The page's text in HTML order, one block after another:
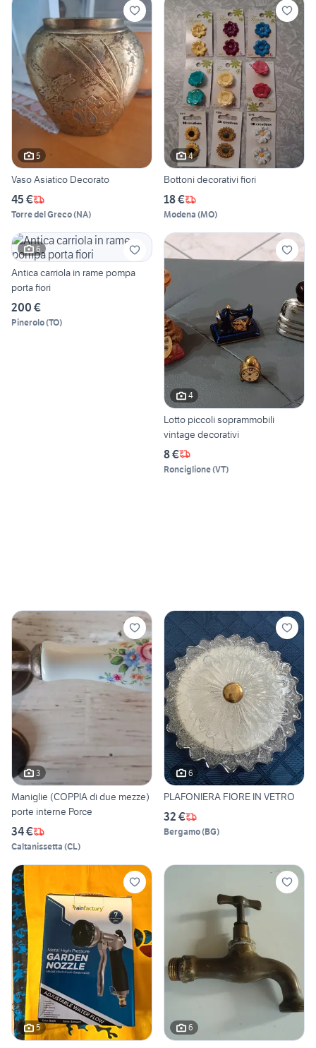
5
Vaso Asiatico Decorato
45 €
Torre del Greco(NA)
4
Bottoni decorativi fiori
18 €
Modena (MO)
6
Antica carriola in rame pompa
porta fiori
200 €
Pinerolo(TO)
4
Lotto piccoli soprammobili
vintage decorativi
8 €
Ronciglione(VT)
3
Maniglie (COPPIA di due mezze)
porte interne Porce
34 €
Caltanissetta (CL)
6
PLAFONIERA FIORE IN VETRO
32 €
Bergamo(BG)
5 6